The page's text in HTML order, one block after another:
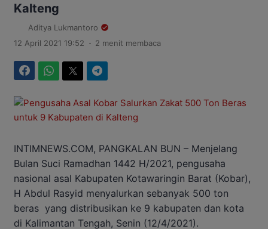
Kalteng
Aditya Lukmantoro
12 April 2021 19:52 . 2 menit membaca
INTIMNEWS.COM, PANGKALAN BUN – Menjelang
Bulan Suci Ramadhan 1442 H/2021, pengusaha
nasional asal Kabupaten Kotawaringin Barat (Kobar),
H Abdul Rasyid menyalurkan sebanyak 500 ton
beras yang distribusikan ke 9 kabupaten dan kota
di Kalimantan Tengah, Senin (12/4/2021).